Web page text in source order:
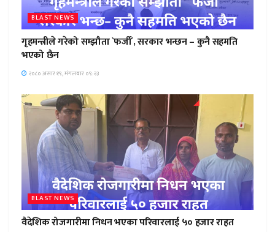
BLAST NEWS
गृहमन्त्रीले गरेको सम्झौता `फर्जी´, सरकार भन्छन – कुनै सहमति
भएको छैन
२०८० असार १९, मंगलवार ०९:२३
BLAST NEWS
वैदेशिक रोजगारीमा निधन भएका परिवारलाई ५० हजार राहत